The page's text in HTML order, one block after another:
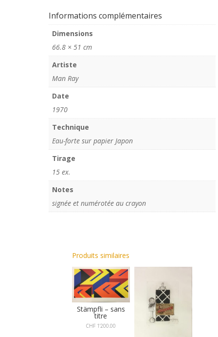
de
"La
ballade
des
dames
hors
du
temps
Informations complémentaires
Dimensions
66.8 × 51 cm
Artiste
Man Ray
Date
1970
Technique
Eau-forte sur papier Japon
Tirage
15 ex.
Notes
signée et numérotée au crayon
Produits similaires
Stämpfli – sans
titre
CHF1'200.00